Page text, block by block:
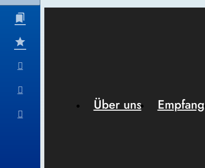
Über uns Empfang